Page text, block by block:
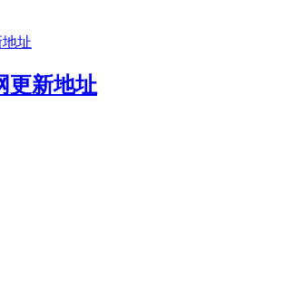
更新地址